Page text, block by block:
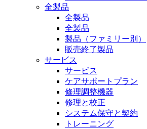
全製品
全製品
全製品
製品（ファミリー別）
販売終了製品
サービス
サービス
ケアサポートプラン
修理調整機器
修理と校正
システム保守と契約
トレーニング